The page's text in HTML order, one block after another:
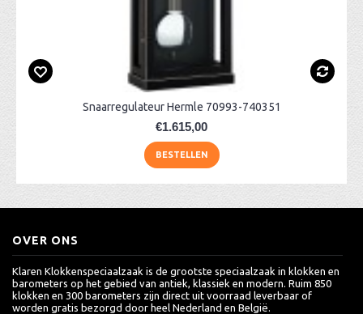
Snaarregulateur Hermle 70993-740351
€1.615,00
BESTELLEN
OVER ONS
Klaren Klokkenspeciaalzaak is de grootste speciaalzaak in klokken en
barometers op het gebied van antiek, klassiek en modern. Ruim 850
klokken en 300 barometers zijn direct uit voorraad leverbaar of
worden gratis bezorgd door heel Nederland en België.